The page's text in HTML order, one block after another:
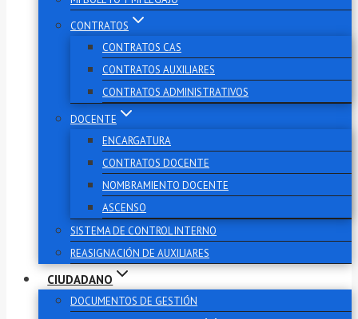
CONTRATOS
CONTRATOS CAS
CONTRATOS AUXILIARES
CONTRATOS ADMINISTRATIVOS
DOCENTE
ENCARGATURA
CONTRATOS DOCENTE
NOMBRAMIENTO DOCENTE
ASCENSO
SISTEMA DE CONTROL INTERNO
REASIGNACIÓN DE AUXILIARES
CIUDADANO
DOCUMENTOS DE GESTIÓN